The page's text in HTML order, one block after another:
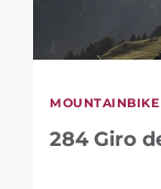
MOUNTAINBIKE
284 Giro